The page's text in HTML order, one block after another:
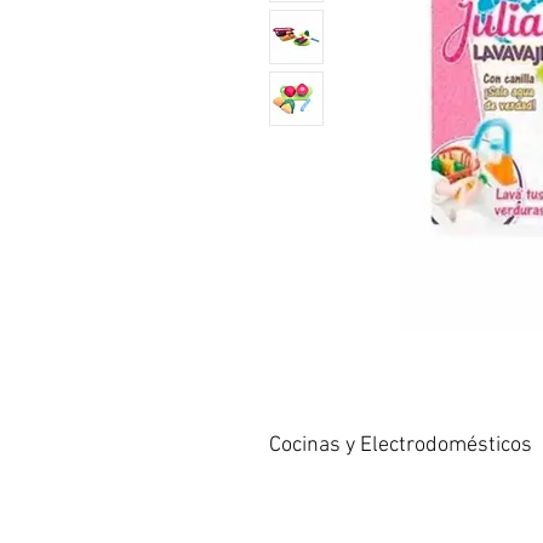
Cocinas y Electrodomésticos